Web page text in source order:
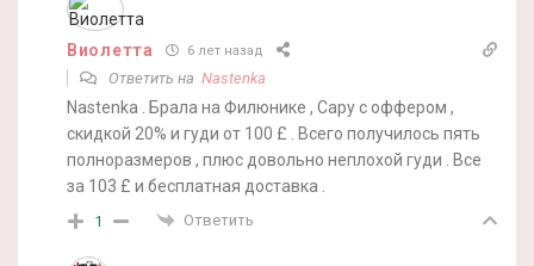
Виолетта 6 лет назад
Ответить на Nastenka
Nastenka . Брала на Филюнике , Сару с оффером ,
скидкой 20% и гуди от 100 £ . Всего получилось пять
полноразмеров , плюс довольно неплохой гуди . Все
за 103 £ и бесплатная доставка .
1 Ответить